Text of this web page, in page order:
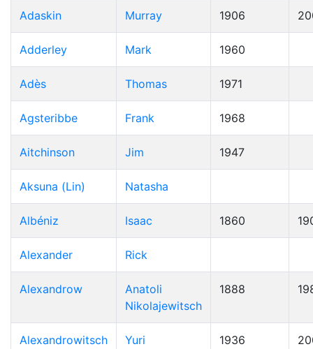
Adaskin Murray 1906
Adderley Mark 1960
Adès Thomas 1971
Agsteribbe Frank 1968
Aitchinson Jim 1947
Aksuna (Lin) Natasha
Albéniz Isaac 1860
Alexander Rick
Alexandrow
Anatoli
Nikolajewitsch
1888
Alexandrowitsch
Yuri 1936